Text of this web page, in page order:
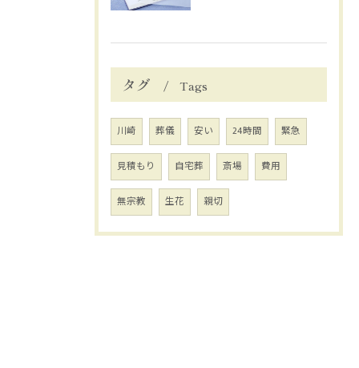
タグ Tags
川崎 葬儀 安い 24時間 緊急
見積もり 自宅葬 斎場 費用
無宗教 生花 親切